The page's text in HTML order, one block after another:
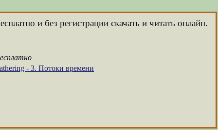
и без регистрации скачать и читать онлайн.
- 3. Потоки времени